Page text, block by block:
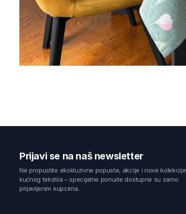
Prijavi se na naš newsletter
Ne propustite ekskluzivne popuste, akcije i nove kolekcije
kućnog tekstila – specijalne ponude dostupne su samo
prijavljenim kupcima.